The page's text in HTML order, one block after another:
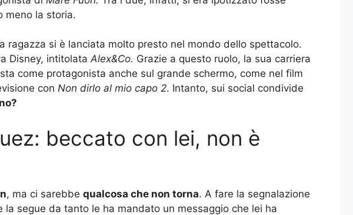
meno la storia.
si è lanciata molto presto nel mondo dello spettacolo.
Disney, intitolataAlex&Co. Grazie a questo ruolo, la sua carriera
come protagonista anche sul grande schermo, come nel film
con Non dirlo al mio capo 2. Intanto, sui social condivide
beccato con lei, non è
, ma ci sarebbe qualcosa che non torna. A fare la segnalazione
segue da tanto le ha mandato un messaggio che lei ha